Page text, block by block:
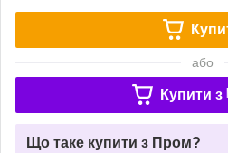
або
Купити з
Що таке купити з Пром?